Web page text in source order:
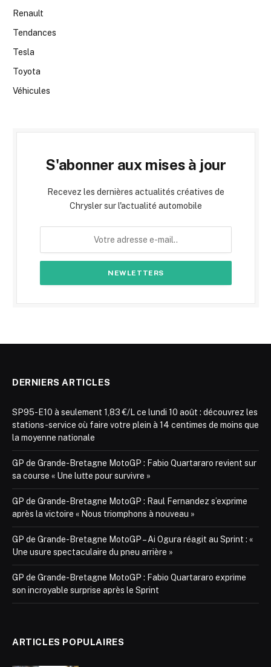
Renault
Tendances
Tesla
Toyota
Véhicules
S'abonner aux mises à jour
Recevez les dernières actualités créatives de
Chrysler sur l'actualité automobile
DERNIERS ARTICLES
SP95-E10 à seulement 1,83 €/L ce lundi 10 août : découvrez les
stations-service où faire votre plein à 14 centimes de moins que
la moyenne nationale
GP de Grande-Bretagne MotoGP : Fabio Quartararo revient sur
sa course « Une lutte pour survivre »
GP de Grande-Bretagne MotoGP : Raul Fernandez s’exprime
après la victoire « Nous triomphons à nouveau »
GP de Grande-Bretagne MotoGP – Ai Ogura réagit au Sprint : «
Une usure spectaculaire du pneu arrière »
GP de Grande-Bretagne MotoGP : Fabio Quartararo exprime
son incroyable surprise après le Sprint
ARTICLES POPULAIRES